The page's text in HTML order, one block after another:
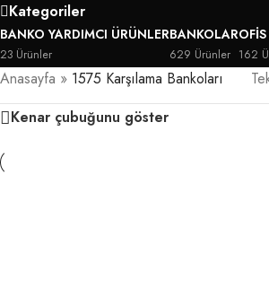
Kategoriler
BANKO YARDIMCI ÜRÜNLER
23 Ürünler
BANKOLAR
629 Ürünler 162
Anasayfa » 1575 Karşılama Bankoları
Kenar çubuğunu göster